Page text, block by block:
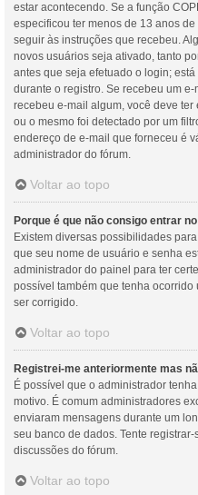
estar acontecendo. Se a função
especificou ter menos de 13 anos
seguir às instruções que recebeu.
novos usuários seja ativado, tanto
antes que seja efetuado o login;
durante o registro. Se recebeu um
recebeu e-mail algum, você deve
ou o mesmo foi detectado por um
endereço de e-mail que forneceu é
administrador do fórum.
Voltar ao topo
Porque é que não consigo entrar
Existem diversas possibilidades
que seu nome de usuário e senha
administrador do painel para ter
possível também que tenha
ser corrigido.
Voltar ao topo
Registrei-me anteriormente mas
É possível que o administrador
motivo. É comum administradores
enviaram mensagens durante um
seu banco de dados. Tente
discussões do fórum.
Voltar ao topo